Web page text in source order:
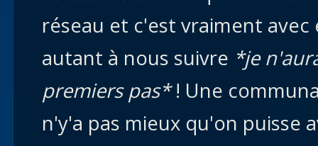
réseau et c'est vraiment
autant à nous suivre *je
premiers pas*! Une
n'y'a pas mieux qu'on puisse